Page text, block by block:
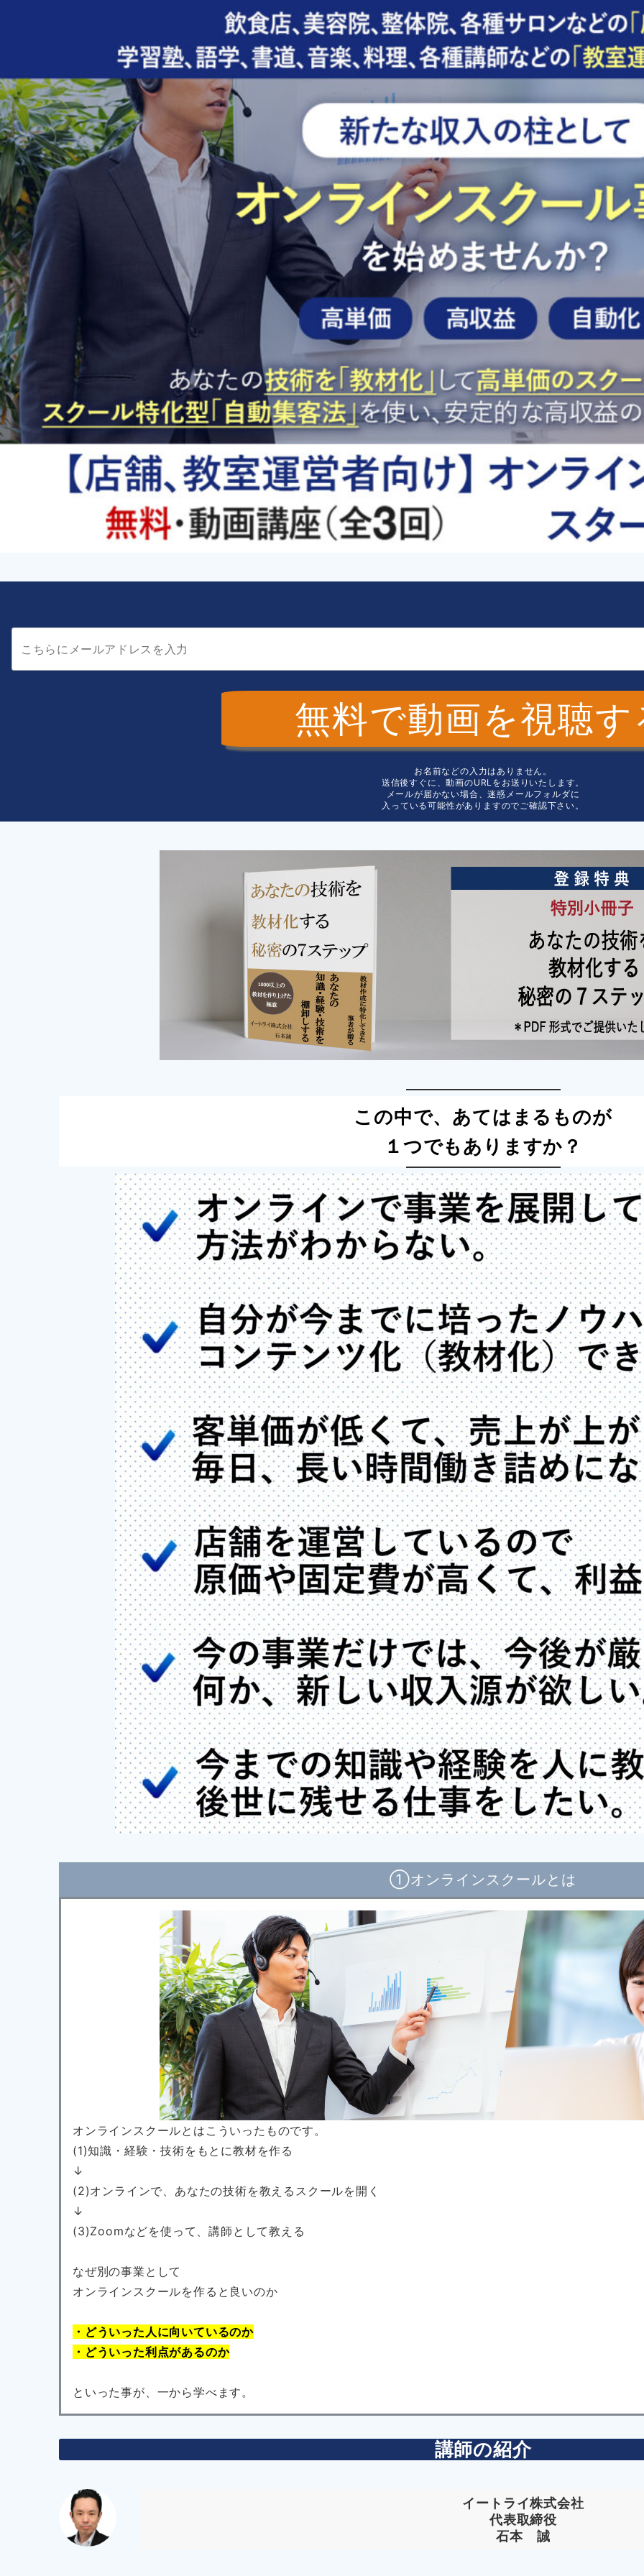
無料で動画を視聴す
お名前などの入力はありません。
送信後すぐに、動画のURLをお送りいたします。
メールが届かない場合、迷惑メールフォルダに
入っている可能性がありますのでご確認下さい。
この中で、あてはまるものが
１つでもありますか？
①オンラインスクールとは
オンラインスクールとはこういったものです。
(1)知識・経験・技術をもとに教材を作る
↓
(2)オンラインで、あなたの技術を教えるスクールを開く
↓
(3)Zoomなどを使って、講師として教える
なぜ別の事業として
オンラインスクールを作ると良いのか
・どういった人に向いているのか
・どういった利点があるのか
といった事が、一から学べます。
講師の紹介
イートライ株式会社
代表取締役
石本 誠